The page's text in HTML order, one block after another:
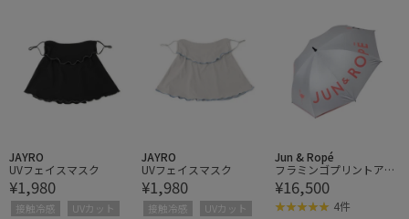
JAYRO
UVフェイスマスク
¥1,980
接触冷感 UVカット
JAYRO
UVフェイスマスク
¥1,980
接触冷感 UVカット
Jun & Ropé
フラミンゴプリントアン
ブレラ/UV
¥16,500
4件